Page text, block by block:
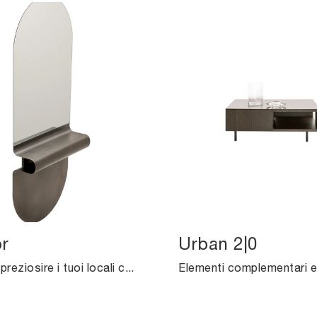
Desideri impreziosire i tuoi locali con i Complementi Ditre Italia? Ti presentiamo differenti modelli di specchi in metallo come U-Mirror.
Urban 2|0